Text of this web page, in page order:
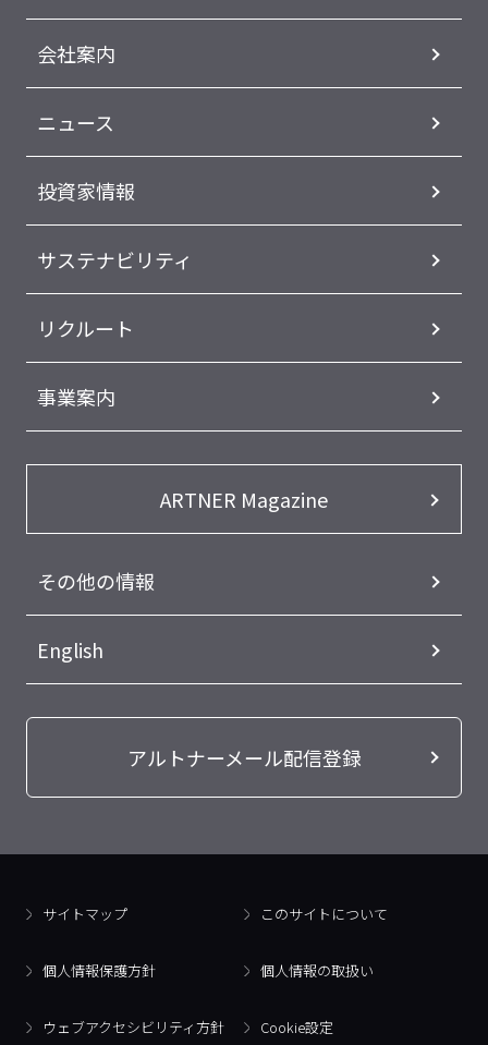
会社案内
ニュース
投資家情報
サステナビリティ
リクルート
事業案内
ARTNER Magazine
その他の情報
English
アルトナーメール配信登録
サイトマップ このサイトについて
個人情報保護方針 個人情報の取扱い
ウェブアクセシビリティ方針 Cookie設定